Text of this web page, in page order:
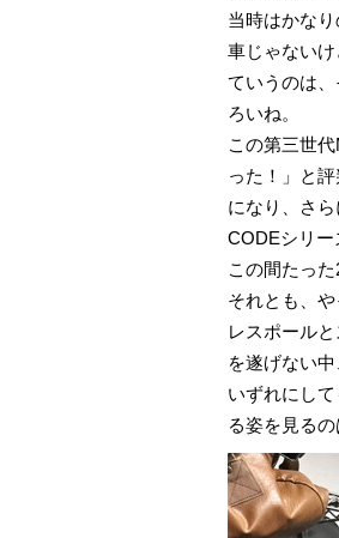
当時はかな
車じゃない
ていうのは
ろいね。
この第三世
った！」と
になり、さ
CODEシリ
この間たっ
それとも、
レスポール
を遂げない
いずれにし
る姿を見る